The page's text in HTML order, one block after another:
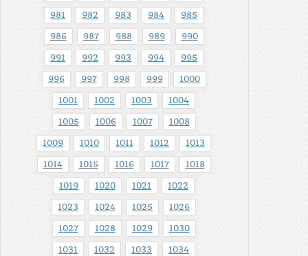
981 982 983 984 985
986 987 988 989 990
991 992 993 994 995
996 997 998 999 1000
1001 1002 1003 1004
1005 1006 1007 1008
1009 1010 1011 1012 1013
1014 1015 1016 1017 1018
1019 1020 1021 1022
1023 1024 1025 1026
1027 1028 1029 1030
1031 1032 1033 1034